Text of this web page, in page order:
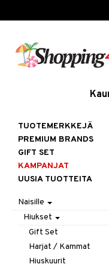
TUOTEMERKKEJÄ
PREMIUM BRANDS
GIFT SET
KAMPANJAT
UUSIA TUOTTEITA
Naisille
Hiukset
Gift Set
Harjat / Kammat
Hiuskuurit